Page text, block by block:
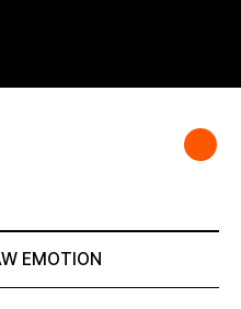
EMOTION